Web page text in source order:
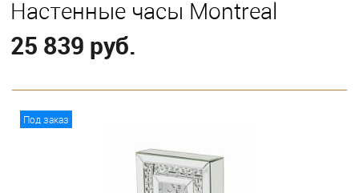
Настенные часы Montreal
25 839 руб.
Под заказ